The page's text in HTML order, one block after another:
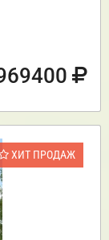
ХИТ ПРОДАЖ